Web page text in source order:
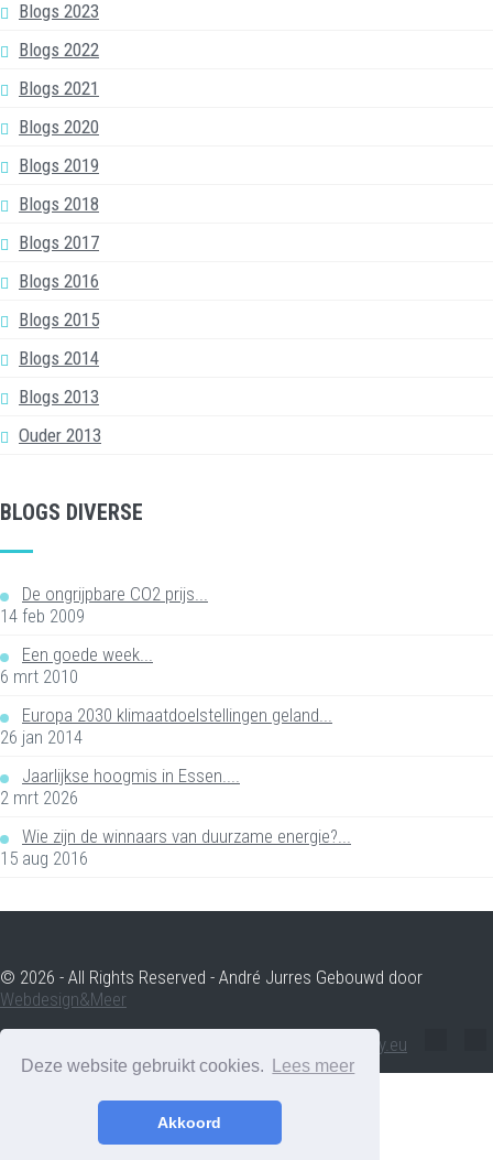
Deze website gebruikt cookies. Lees meer
Akkoord
Blogs 2023
Blogs 2022
Blogs 2021
Blogs 2020
Blogs 2019
Blogs 2018
Blogs 2017
Blogs 2016
Blogs 2015
Blogs 2014
Blogs 2013
Ouder 2013
BLOGS DIVERSE
De ongrijpbare CO2 prijs...
14 feb 2009
Een goede week...
6 mrt 2010
Europa 2030 klimaatdoelstellingen geland...
26 jan 2014
Jaarlijkse hoogmis in Essen....
2 mrt 2026
Wie zijn de winnaars van duurzame energie?...
15 aug 2016
© 2026 - All Rights Reserved - André Jurres Gebouwd door
Webdesign&Meer
andre.jurres@voltenergy.eu